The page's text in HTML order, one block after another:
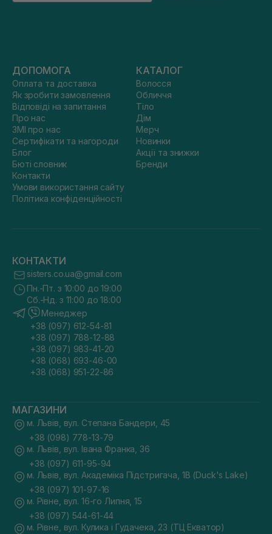
ДОПОМОГА
Оплата та доставка
Як зробити замовлення
Відповіді на запитання
Про нас
ЗМІ про нас
Сертифікати та нагороди
Блог
Бюті словник
Контакти
Умови використання сайту
Політика конфіденційності
КАТАЛОГ
Волосся
Обличчя
Тіло
Дім
Мерч
Новинки
Акції та знижки
Бренди
КОНТАКТИ
sisters.co.ua@gmail.com
Пн.-Пт. з 10:00 до 19:00
Сб.-Нд. з 11:00 до 18:00
Менеджер
+38 (097) 612-54-81
+38 (097) 788-12-88
+38 (097) 983-41-20
+38 (068) 693-46-00
+38 (068) 951-22-86
МАГАЗИНИ
м. Львів, вул. Степана Бандери, 45
+38 (098) 778-13-79
м. Львів, вул. Івана Франка, 36
+38 (097) 611-95-94
м. Львів, вул. Академіка Підстригача, 1В (Duck's Lake)
+38 (097) 101-97-16
м. Рівне, вул. 16-го Липня, 15
+38 (097) 544-61-44
м. Рівне, вул. Кулика і Гудачека, 23 (ТЦ Екватор)